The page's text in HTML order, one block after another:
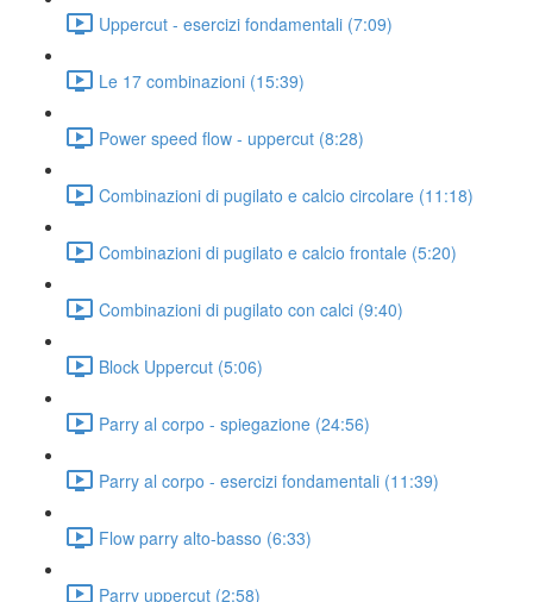
Uppercut - esercizi fondamentali (7:09)
Le 17 combinazioni (15:39)
Power speed flow - uppercut (8:28)
Combinazioni di pugilato e calcio circolare (11:18)
Combinazioni di pugilato e calcio frontale (5:20)
Combinazioni di pugilato con calci (9:40)
Block Uppercut (5:06)
Parry al corpo - spiegazione (24:56)
Parry al corpo - esercizi fondamentali (11:39)
Flow parry alto-basso (6:33)
Parry uppercut (2:58)